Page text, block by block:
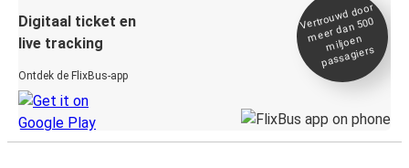
Digitaal ticket en
live tracking
Ontdek de FlixBus-app
Vertrou
wd door
meer dan 500
miljoen
passagiers